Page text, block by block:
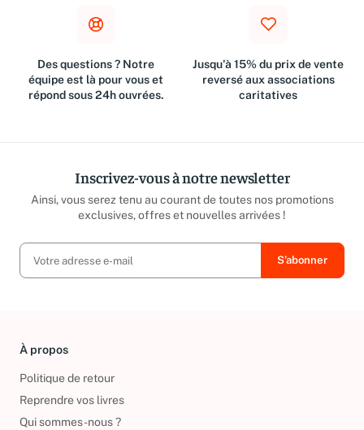
Des questions ? Notre
équipe est là pour vous et
répond sous 24h ouvrées.
Jusqu'à 15% du prix de vente
reversé aux associations
caritatives
Inscrivez-vous à notre newsletter
Ainsi, vous serez tenu au courant de toutes nos promotions
exclusives, offres et nouvelles arrivées !
À propos
Politique de retour
Reprendre vos livres
Qui sommes-nous ?